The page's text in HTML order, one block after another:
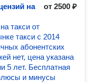
на
от 2500 ₽
такси от
такси с 2014
абонентских
нет, цена указана
5 лет. Бесплатная
и минусы